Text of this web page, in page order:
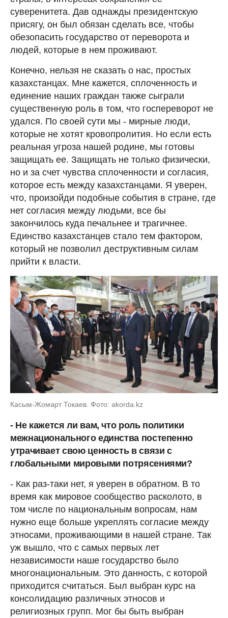
суверенитета. Дав однажды президентскую
присягу, он был обязан сделать все, чтобы
обезопасить государство от переворота и
людей, которые в нем проживают.
Конечно, нельзя не сказать о нас, простых
казахстанцах. Мне кажется, сплоченность и
единение наших граждан также сыграли
существенную роль в том, что госпереворот не
удался. По своей сути мы - мирные люди,
которые не хотят кровопролития. Но если есть
реальная угроза нашей родине, мы готовы
защищать ее. Защищать не только физически,
но и за счет чувства сплоченности и согласия,
которое есть между казахстанцами. Я уверен,
что, произойди подобные события в стране, где
нет согласия между людьми, все бы
закончилось куда печальнее и трагичнее.
Единство казахстанцев стало тем фактором,
который не позволил деструктивным силам
прийти к власти.
Касым-Жомарт Токаев. Фото: akorda.kz
- Не кажется ли вам, что роль политики
межнационального единства постепенно
утрачивает свою ценность в связи с
глобальными мировыми потрясениями?
- Как раз-таки нет, я уверен в обратном. В то
время как мировое сообщество расколото, в
том числе по национальным вопросам, нам
нужно еще больше укреплять согласие между
этносами, проживающими в нашей стране. Так
уж вышло, что с самых первых лет
независимости наше государство было
многонациональным. Это данность, с которой
приходится считаться. Был выбран курс на
консолидацию различных этносов и
религиозных групп. Мог бы быть выбран